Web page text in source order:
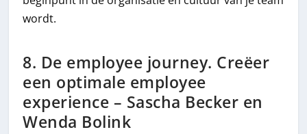
wordt.
8. De employee journey. Creëer
een optimale employee
experience – Sascha Becker en
Wenda Bolink